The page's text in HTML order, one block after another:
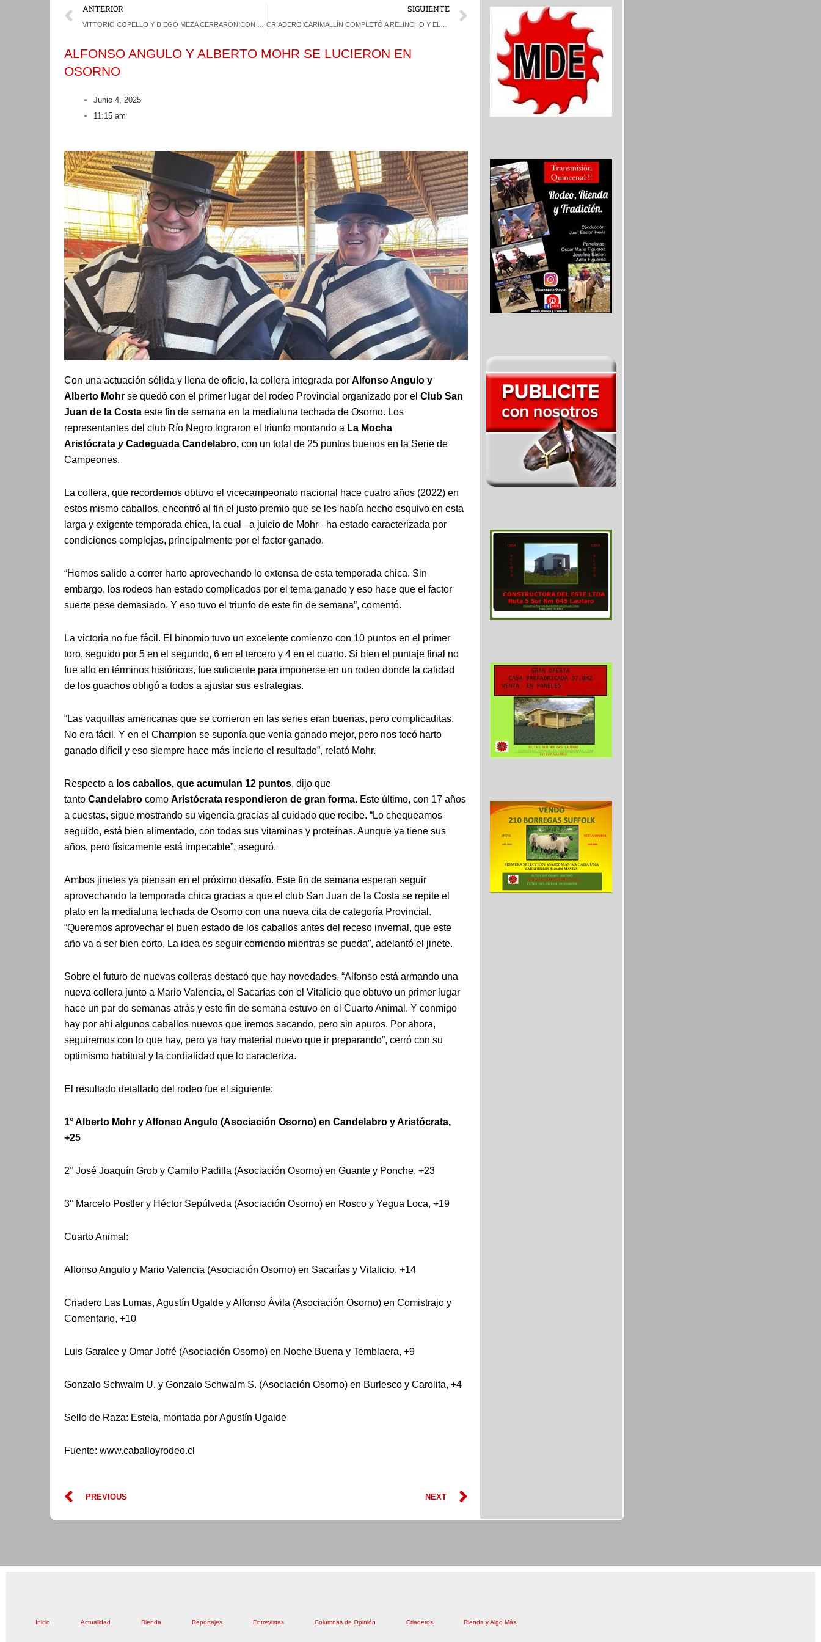
Prev
ANTERIOR SIGUIENTE Next
ALFONSO ANGULO Y ALBERTO MOHR SE LUCIERON EN
OSORNO
Junio 4, 2025
11:15 am
Con una actuación sólida y llena de oficio, la collera integrada por Alfonso Angulo y
Alberto Mohr se quedó con el primer lugar del rodeo Provincial organizado por el Club San
Juan de la Costa este fin de semana en la medialuna techada de Osorno. Los
representantes del club Río Negro lograron el triunfo montando a La Mocha
Aristócrata yCadeguada Candelabro, con un total de 25 puntos buenos en la Serie de
Campeones.
La collera, que recordemos obtuvo el vicecampeonato nacional hace cuatro años (2022) en
estos mismo caballos, encontró al fin el justo premio que se les había hecho esquivo en esta
larga y exigente temporada chica, la cual –a juicio de Mohr– ha estado caracterizada por
condiciones complejas, principalmente por el factor ganado.
“Hemos salido a correr harto aprovechando lo extensa de esta temporada chica. Sin
embargo, los rodeos han estado complicados por el tema ganado y eso hace que el factor
suerte pese demasiado. Y eso tuvo el triunfo de este fin de semana”, comentó.
La victoria no fue fácil. El binomio tuvo un excelente comienzo con 10 puntos en el primer
toro, seguido por 5 en el segundo, 6 en el tercero y 4 en el cuarto. Si bien el puntaje final no
fue alto en términos históricos, fue suficiente para imponerse en un rodeo donde la calidad
de los guachos obligó a todos a ajustar sus estrategias.
“Las vaquillas americanas que se corrieron en las series eran buenas, pero complicaditas.
No era fácil. Y en el Champion se suponía que venía ganado mejor, pero nos tocó harto
ganado difícil y eso siempre hace más incierto el resultado”, relató Mohr.
Respecto a los caballos, que acumulan 12 puntos, dijo que
tanto Candelabro como Aristócrata respondieron de gran forma. Este último, con 17 años
a cuestas, sigue mostrando su vigencia gracias al cuidado que recibe. “Lo chequeamos
seguido, está bien alimentado, con todas sus vitaminas y proteínas. Aunque ya tiene sus
años, pero físicamente está impecable”, aseguró.
Ambos jinetes ya piensan en el próximo desafío. Este fin de semana esperan seguir
aprovechando la temporada chica gracias a que el club San Juan de la Costa se repite el
plato en la medialuna techada de Osorno con una nueva cita de categoría Provincial.
“Queremos aprovechar el buen estado de los caballos antes del receso invernal, que este
año va a ser bien corto. La idea es seguir corriendo mientras se pueda”, adelantó el jinete.
Sobre el futuro de nuevas colleras destacó que hay novedades. “Alfonso está armando una
nueva collera junto a Mario Valencia, el Sacarías con el Vitalicio que obtuvo un primer lugar
hace un par de semanas atrás y este fin de semana estuvo en el Cuarto Animal. Y conmigo
hay por ahí algunos caballos nuevos que iremos sacando, pero sin apuros. Por ahora,
seguiremos con lo que hay, pero ya hay material nuevo que ir preparando”, cerró con su
optimismo habitual y la cordialidad que lo caracteriza.
El resultado detallado del rodeo fue el siguiente:
1° Alberto Mohr y Alfonso Angulo (Asociación Osorno) en Candelabro y Aristócrata,
+25
2° José Joaquín Grob y Camilo Padilla (Asociación Osorno) en Guante y Ponche, +23
3° Marcelo Postler y Héctor Sepúlveda (Asociación Osorno) en Rosco y Yegua Loca, +19
Cuarto Animal:
Alfonso Angulo y Mario Valencia (Asociación Osorno) en Sacarías y Vitalicio, +14
Criadero Las Lumas, Agustín Ugalde y Alfonso Ávila (Asociación Osorno) en Comistrajo y
Comentario, +10
Luis Garalce y Omar Jofré (Asociación Osorno) en Noche Buena y Temblaera, +9
Gonzalo Schwalm U. y Gonzalo Schwalm S. (Asociación Osorno) en Burlesco y Carolita, +4
Sello de Raza: Estela, montada por Agustín Ugalde
Fuente: www.caballoyrodeo.cl
Prev
PREVIOUS NEXT Next
Inicio Actualidad Rienda Reportajes Entrevistas Columnas de Opinión Criaderos Rienda y Algo Más